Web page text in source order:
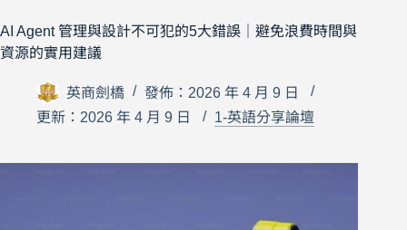
AI Agent 管理與設計不可犯的5大錯誤｜避免浪費時間與
資源的實用建議
英商劍橋
發佈：2026 年 4 月 9 日
更新：2026 年 4 月 9 日
1-英語分享論壇